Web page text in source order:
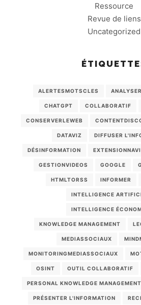
Ressource
Revue de liens
Uncategorized
ALERTESMOTSCLES
CHATGPT COLLABORATIF
CONSERVERLEWEB
DATAVIZ DIFFUSER
DÉSINFORMATION
GESTIONVIDEOS GOOGLE
HTMLTORSS INFORMER
INTELLIGENCE
INTELLIGENCE
KNOWLEDGE MANAGEMENT
MEDIASSOCIAUX
MONITORINGMEDIASSOCIAUX
OSINT OUTIL COLLABORATIF
PERSONAL KNOWLEDGE MANAGEMENT
PRÉSENTER L'INFORMATION